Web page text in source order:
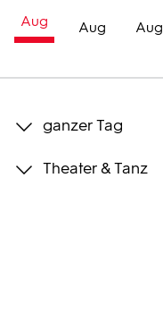
Aug Aug Aug
ganzer Tag
Theater & Tanz